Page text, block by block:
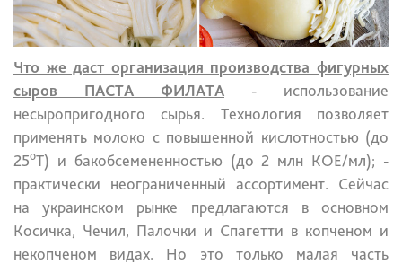
Что же даст организация производства фигурных
сыров ПАСТА ФИЛАТА
- использование
несыропригодного сырья. Технология позволяет
применять молоко с повышенной кислотностью (до
25оТ) и бакобсемененностью (до 2 млн КОЕ/мл); -
практически неограниченный ассортимент. Сейчас
на украинском рынке предлагаются в основном
Косичка, Чечил, Палочки и Спагетти в копченом и
некопченом видах. Но это только малая часть